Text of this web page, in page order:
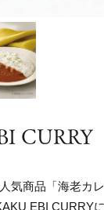
CURRY
気商品「海老カ
EBI CURRY